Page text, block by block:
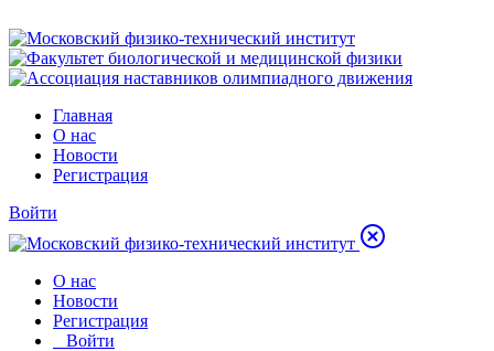
Главная
О нас
Новости
Регистрация
Войти
О нас
Новости
Регистрация
Войти